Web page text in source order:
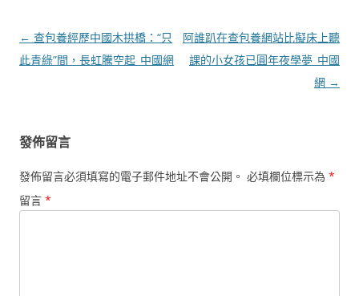
文
章
← 查包養經歷中國木拱橋：“只
此青綠”間，長虹騰空起_中國網
阿誰趴在查包養網站比擬床上聽
課的小女孩已圓年夜學夢_中國
網 →
發佈留言
發佈留言必須填寫的電子郵件地址不會公開。 必填欄位標示為 *
留言 *